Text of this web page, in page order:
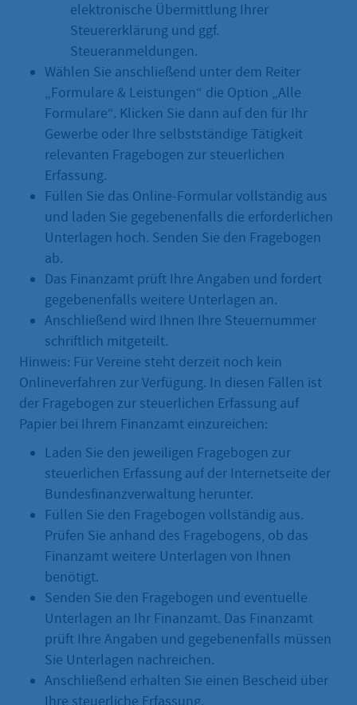
elektronische Übermittlung Ihrer
Steuererklärung und ggf.
Steueranmeldungen.
Wählen Sie anschließend unter dem Reiter
„Formulare & Leistungen“ die Option „Alle
Formulare“. Klicken Sie dann auf den für Ihr
Gewerbe oder Ihre selbstständige Tätigkeit
relevanten Fragebogen zur steuerlichen
Erfassung.
Füllen Sie das Online-Formular vollständig aus
und laden Sie gegebenenfalls die erforderlichen
Unterlagen hoch. Senden Sie den Fragebogen
ab.
Das Finanzamt prüft Ihre Angaben und fordert
gegebenenfalls weitere Unterlagen an.
Anschließend wird Ihnen Ihre Steuernummer
schriftlich mitgeteilt.
Hinweis: Für Vereine steht derzeit noch kein
Onlineverfahren zur Verfügung. In diesen Fällen ist
der Fragebogen zur steuerlichen Erfassung auf
Papier bei Ihrem Finanzamt einzureichen:
Laden Sie den jeweiligen Fragebogen zur
steuerlichen Erfassung auf der Internetseite der
Bundesfinanzverwaltung herunter.
Füllen Sie den Fragebogen vollständig aus.
Prüfen Sie anhand des Fragebogens, ob das
Finanzamt weitere Unterlagen von Ihnen
benötigt.
Senden Sie den Fragebogen und eventuelle
Unterlagen an Ihr Finanzamt. Das Finanzamt
prüft Ihre Angaben und gegebenenfalls müssen
Sie Unterlagen nachreichen.
Anschließend erhalten Sie einen Bescheid über